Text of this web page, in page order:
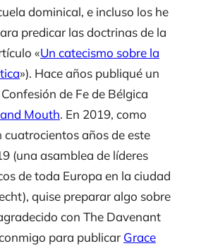
dominical, e incluso los he
predicar las doctrinas de la
«Un catecismo sobre la
»). Hace años publiqué un
de Fe de Bélgica
Mouth. En 2019, como
años de este
(una asamblea de líderes
de toda Europa en la ciudad
quise preparar algo sobre
con The Davenant
para publicar Grace